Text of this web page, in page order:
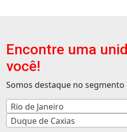
Encontre uma
você!
Somos destaque no segmento
Rio de Janeiro
Duque de Caxias